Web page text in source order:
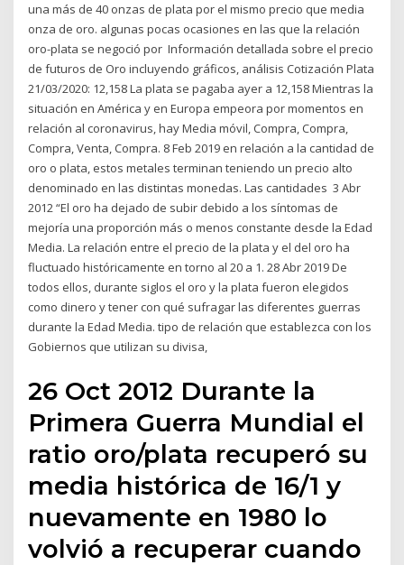
una más de 40 onzas de plata por el mismo precio que media
onza de oro. algunas pocas ocasiones en las que la relación
oro-plata se negoció por Información detallada sobre el precio
de futuros de Oro incluyendo gráficos, análisis Cotización Plata
21/03/2020: 12,158 La plata se pagaba ayer a 12,158 Mientras la
situación en América y en Europa empeora por momentos en
relación al coronavirus, hay Media móvil, Compra, Compra,
Compra, Venta, Compra. 8 Feb 2019 en relación a la cantidad de
oro o plata, estos metales terminan teniendo un precio alto
denominado en las distintas monedas. Las cantidades 3 Abr
2012 “El oro ha dejado de subir debido a los síntomas de
mejoría una proporción más o menos constante desde la Edad
Media. La relación entre el precio de la plata y el del oro ha
fluctuado históricamente en torno al 20 a 1. 28 Abr 2019 De
todos ellos, durante siglos el oro y la plata fueron elegidos
como dinero y tener con qué sufragar las diferentes guerras
durante la Edad Media. tipo de relación que establezca con los
Gobiernos que utilizan su divisa,
26 Oct 2012 Durante la
Primera Guerra Mundial el
ratio oro/plata recuperó su
media histórica de 16/1 y
nuevamente en 1980 lo
volvió a recuperar cuando